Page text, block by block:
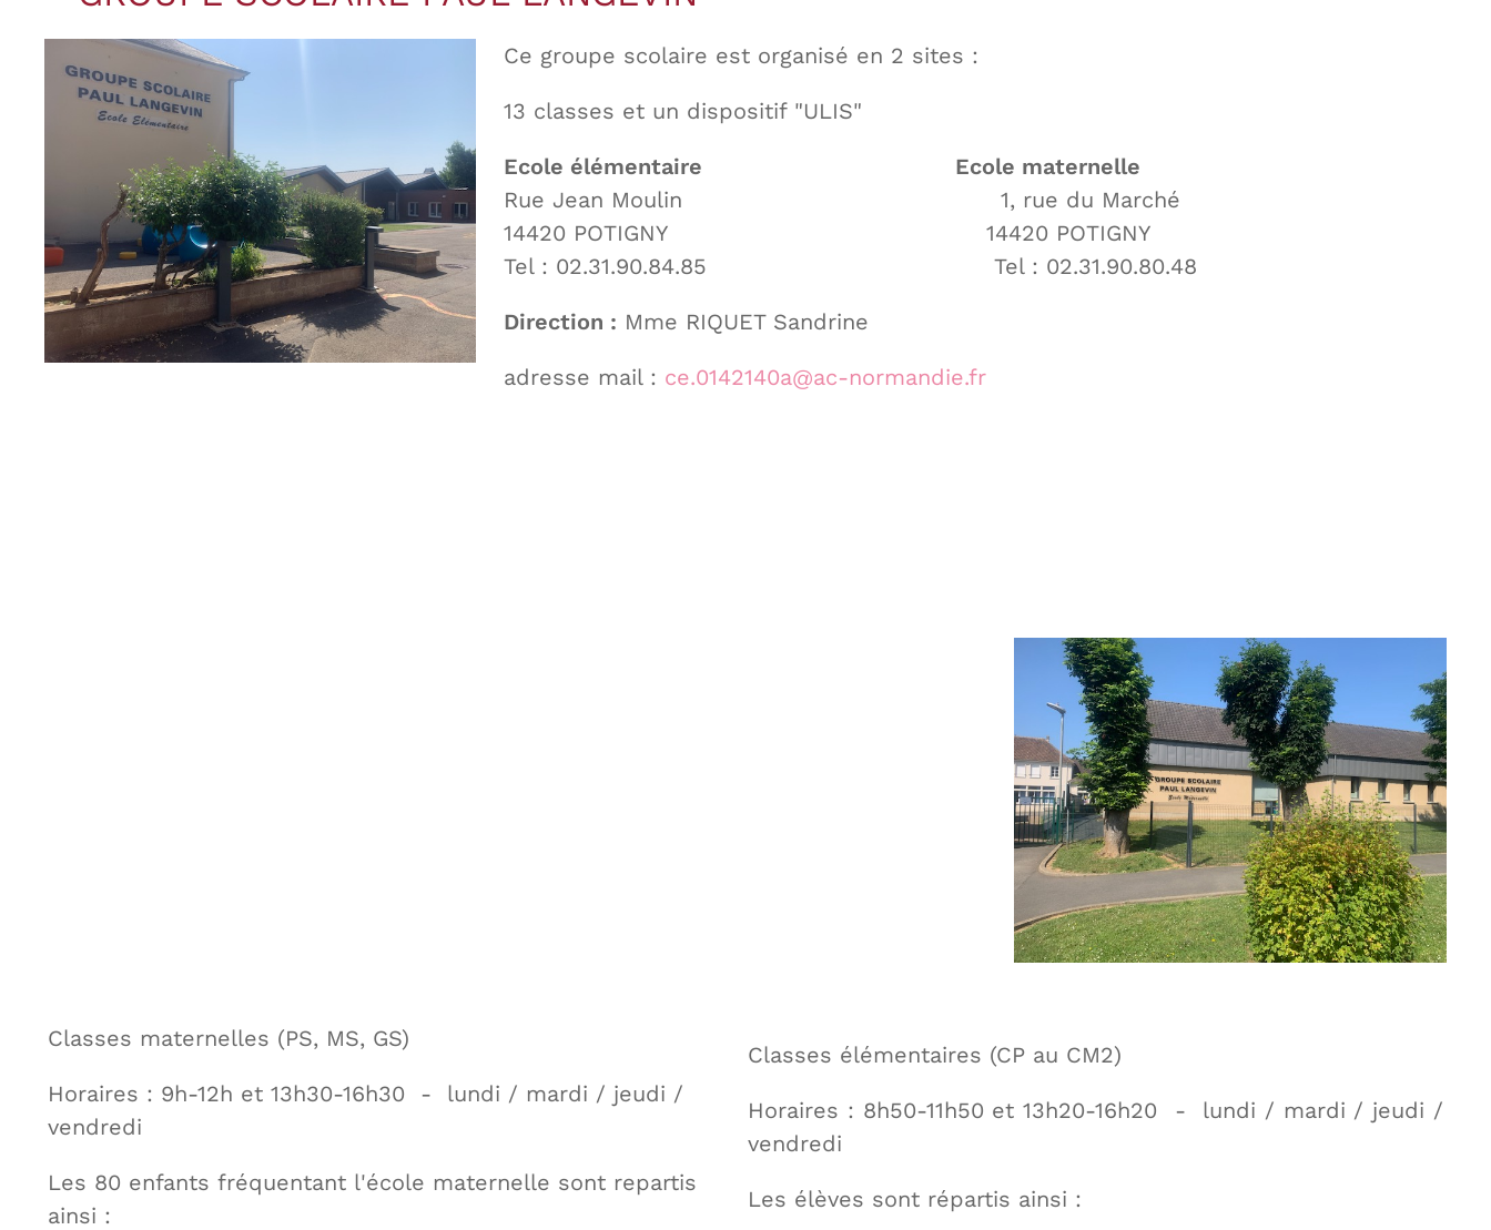
Ce groupe scolaire est organisé en 2 sites :
13 classes et un dispositif "ULIS"
Ecole élémentaire Ecole maternelle
Rue Jean Moulin 1, rue du Marché
14420 POTIGNY 14420 POTIGNY
Tel : 02.31.90.84.85 Tel : 02.31.90.80.48
Direction : Mme RIQUET Sandrine
adresse mail : ce.0142140a@ac-normandie.fr
Classes maternelles (PS, MS, GS)
Horaires : 9h-12h et 13h30-16h30 - lundi / mardi / jeudi /
vendredi
Les 80 enfants fréquentant l'école maternelle sont repartis
ainsi :
Classes élémentaires (CP au CM2)
Horaires : 8h50-11h50 et 13h20-16h20 - lundi / mardi / jeudi /
vendredi
Les élèves sont répartis ainsi :